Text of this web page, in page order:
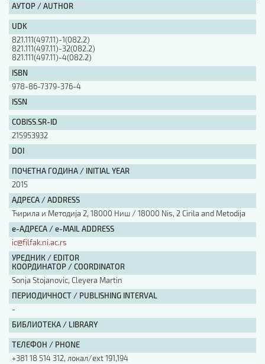
UDK
ISBN
ISSN
COBISS.SR-ID
DOI
АУТОР / AUTHOR
UDK
821.111(497.11)-1(082.2)
821.111(497.11)-32(082.2)
821.111(497.11)-4(082.2)
ISBN
978-86-7379-376-4
ISSN
COBISS.SR-ID
215953932
DOI
ПОЧЕТНА ГОДИНА / INITIAL YEAR
2015
АДРЕСА / ADDRESS
Ћирила и Методија 2, 18000 Ниш / 18000 Nis, 2 Cirila and Metodija
е-АДРЕСА / e-MAIL ADDRESS
ic@filfak.ni.ac.rs
УРЕДНИК / EDITOR
КООРДИНАТОР / COORDINATOR
Sonja Stojanovic, Cleyera Martin
ПЕРИОДИЧНОСТ / PUBLISHING INTERVAL
-
БИБЛИОТЕКА / LIBRARY
ТЕЛЕФОН / PHONE
+381 18 514 312, локал/ext 191,194